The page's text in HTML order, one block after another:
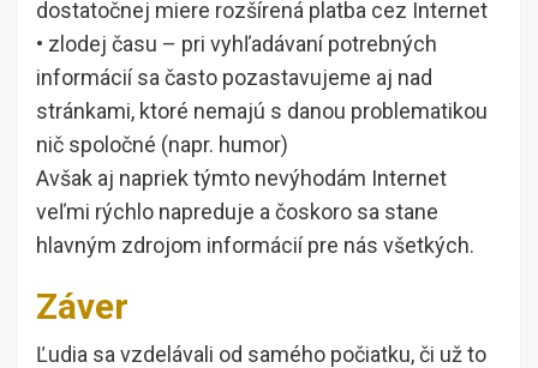
dostatočnej miere rozšírená platba cez Internet
• zlodej času – pri vyhľadávaní potrebných
informácií sa často pozastavujeme aj nad
stránkami, ktoré nemajú s danou problematikou
nič spoločné (napr. humor)
Avšak aj napriek týmto nevýhodám Internet
veľmi rýchlo napreduje a čoskoro sa stane
hlavným zdrojom informácií pre nás všetkých.
Záver
Ľudia sa vzdelávali od samého počiatku, či už to